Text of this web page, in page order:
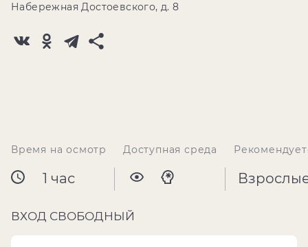
Набережная Достоевского, д. 8
Время на осмотр
1 час
Доступная среда
ВХОД СВОБОДНЫЙ